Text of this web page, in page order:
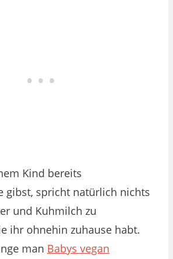
Kind bereits
gibst, spricht natürlich nichts
und Kuhmilch zu
ihr ohnehin zuhause habt.
man Babys vegan